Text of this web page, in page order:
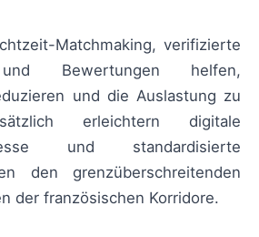
Matchmaking, verifizierte
und Bewertungen helfen,
und die Auslastung zu
erleichtern digitale
und standardisierte
den grenzüberschreitenden
der französischen Korridore.